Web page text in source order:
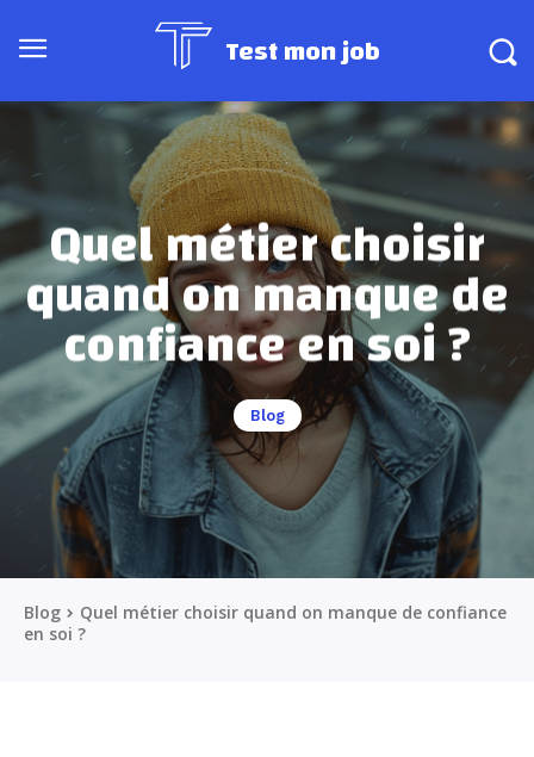
Test mon job
Quel métier choisir
quand on manque de
confiance en soi ?
Blog
Blog
Quel métier choisir quand on manque de confiance
en soi ?